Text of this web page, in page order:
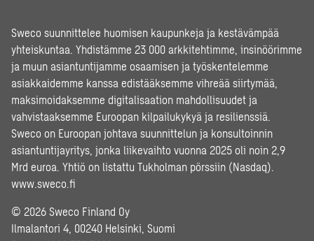
Sweco suunnittelee huomisen kaupunkeja ja kestävämpää
yhteiskuntaa. Yhdistämme 23 000 arkkitehtimme, insinöörimme
ja muun asiantuntijamme osaamisen ja työskentelemme
asiakkaidemme kanssa edistääksemme vihreää siirtymää,
maksimoidaksemme digitalisaation mahdollisuudet ja
vahvistaaksemme Euroopan kilpailukykyä ja resilienssiä.
Sweco on Euroopan johtava suunnittelun ja konsultoinnin
asiantuntijayritys, jonka liikevaihto vuonna 2025 oli noin 2,9
Mrd euroa. Yhtiö on listattu Tukholman pörssiin (Nasdaq).
www.sweco.fi
© 2026 Sweco Finland Oy
Ilmalantori 4, 00240 Helsinki, Suomi